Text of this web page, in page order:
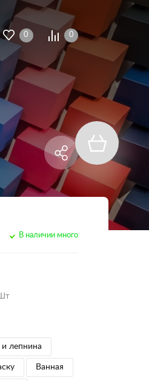
0 0
В наличии много
и лепнина
Ванная